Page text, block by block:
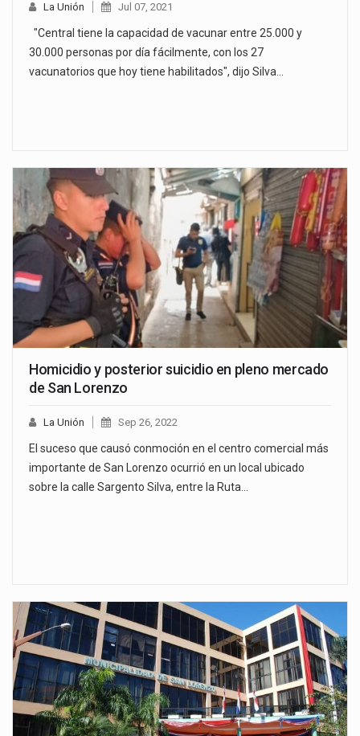
La Unión Jul 07, 2021
"Central tiene la capacidad de vacunar entre 25.000 y
30.000 personas por día fácilmente, con los 27
vacunatorios que hoy tiene habilitados", dijo Silva…
Homicidio y posterior suicidio en pleno mercado
de San Lorenzo
La Unión Sep 26, 2022
El suceso que causó conmoción en el centro comercial más
importante de San Lorenzo ocurrió en un local ubicado
sobre la calle Sargento Silva, entre la Ruta…